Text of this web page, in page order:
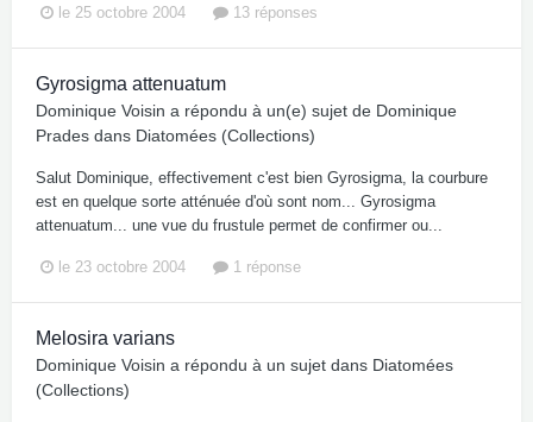
le 25 octobre 2004 13 réponses
Gyrosigma attenuatum
Dominique Voisin a répondu à un(e) sujet de Dominique
Prades dans Diatomées (Collections)
Salut Dominique, effectivement c'est bien Gyrosigma, la courbure
est en quelque sorte atténuée d'où sont nom... Gyrosigma
attenuatum... une vue du frustule permet de confirmer ou...
le 23 octobre 2004 1 réponse
Melosira varians
Dominique Voisin a répondu à un sujet dans Diatomées
(Collections)